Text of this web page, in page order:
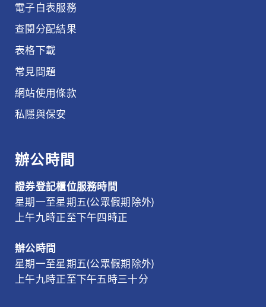
電子白表服務
查閱分配結果
表格下載
常見問題
網站使用條款
私隱與保安
辦公時間
證券登記櫃位服務時間
星期一至星期五(公眾假期除外)
上午九時正至下午四時正
辦公時間
星期一至星期五(公眾假期除外)
上午九時正至下午五時三十分